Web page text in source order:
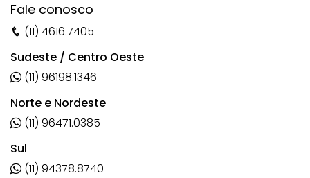
Fale conosco
(11) 4616.7405
Sudeste / Centro Oeste
(11) 96198.1346
Norte e Nordeste
(11) 96471.0385
Sul
(11) 94378.8740